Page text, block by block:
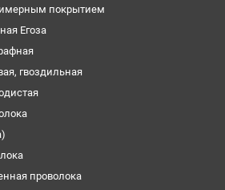
покрытием
Егоза
гвоздильная
проволока